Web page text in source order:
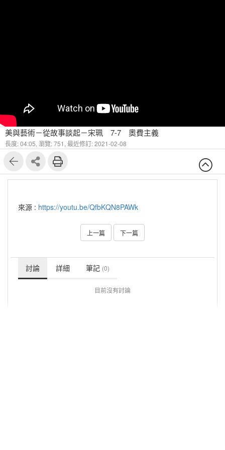
美與藝術－從故事談起－宋珮 7-7 奧費主義
長度: 04:05, 瀏覽: 751, 最近修訂: 2021-02-08
來源 : https://youtu.be/QfbKQN8PAWk
上一篇 下一篇
討論 詳細 筆記 (0)
目前沒有討論